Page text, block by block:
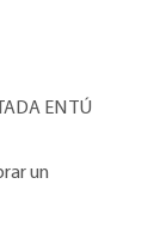
EN TÚ
un